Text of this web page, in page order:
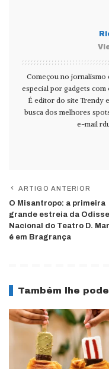
Começou no jornalismo
especial por gadgets com
É editor do site Trendy
busca dos melhores
e-mail
ARTIGO ANTERIOR
O Misantropo: a primeira
grande estreia da
Nacional do Teatro D.
é em Bragrança
Também lhe